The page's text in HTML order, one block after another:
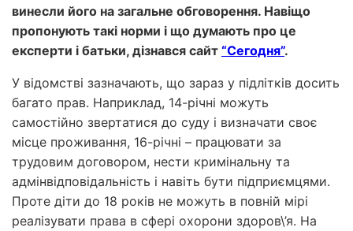
винесли його на загальне обговорення. Навіщо
пропонують такі норми і що думають про це
експерти і батьки, дізнався сайт “Сегодня”.
У відомстві зазначають, що зараз у підлітків досить
багато прав. Наприклад, 14-річні можуть
самостійно звертатися до суду і визначати своє
місце проживання, 16-річні – працювати за
трудовим договором, нести кримінальну та
адмінвідповідальність і навіть бути підприємцями.
Проте діти до 18 років не можуть в повній мірі
реалізувати права в сфері охорони здоров\’я. На